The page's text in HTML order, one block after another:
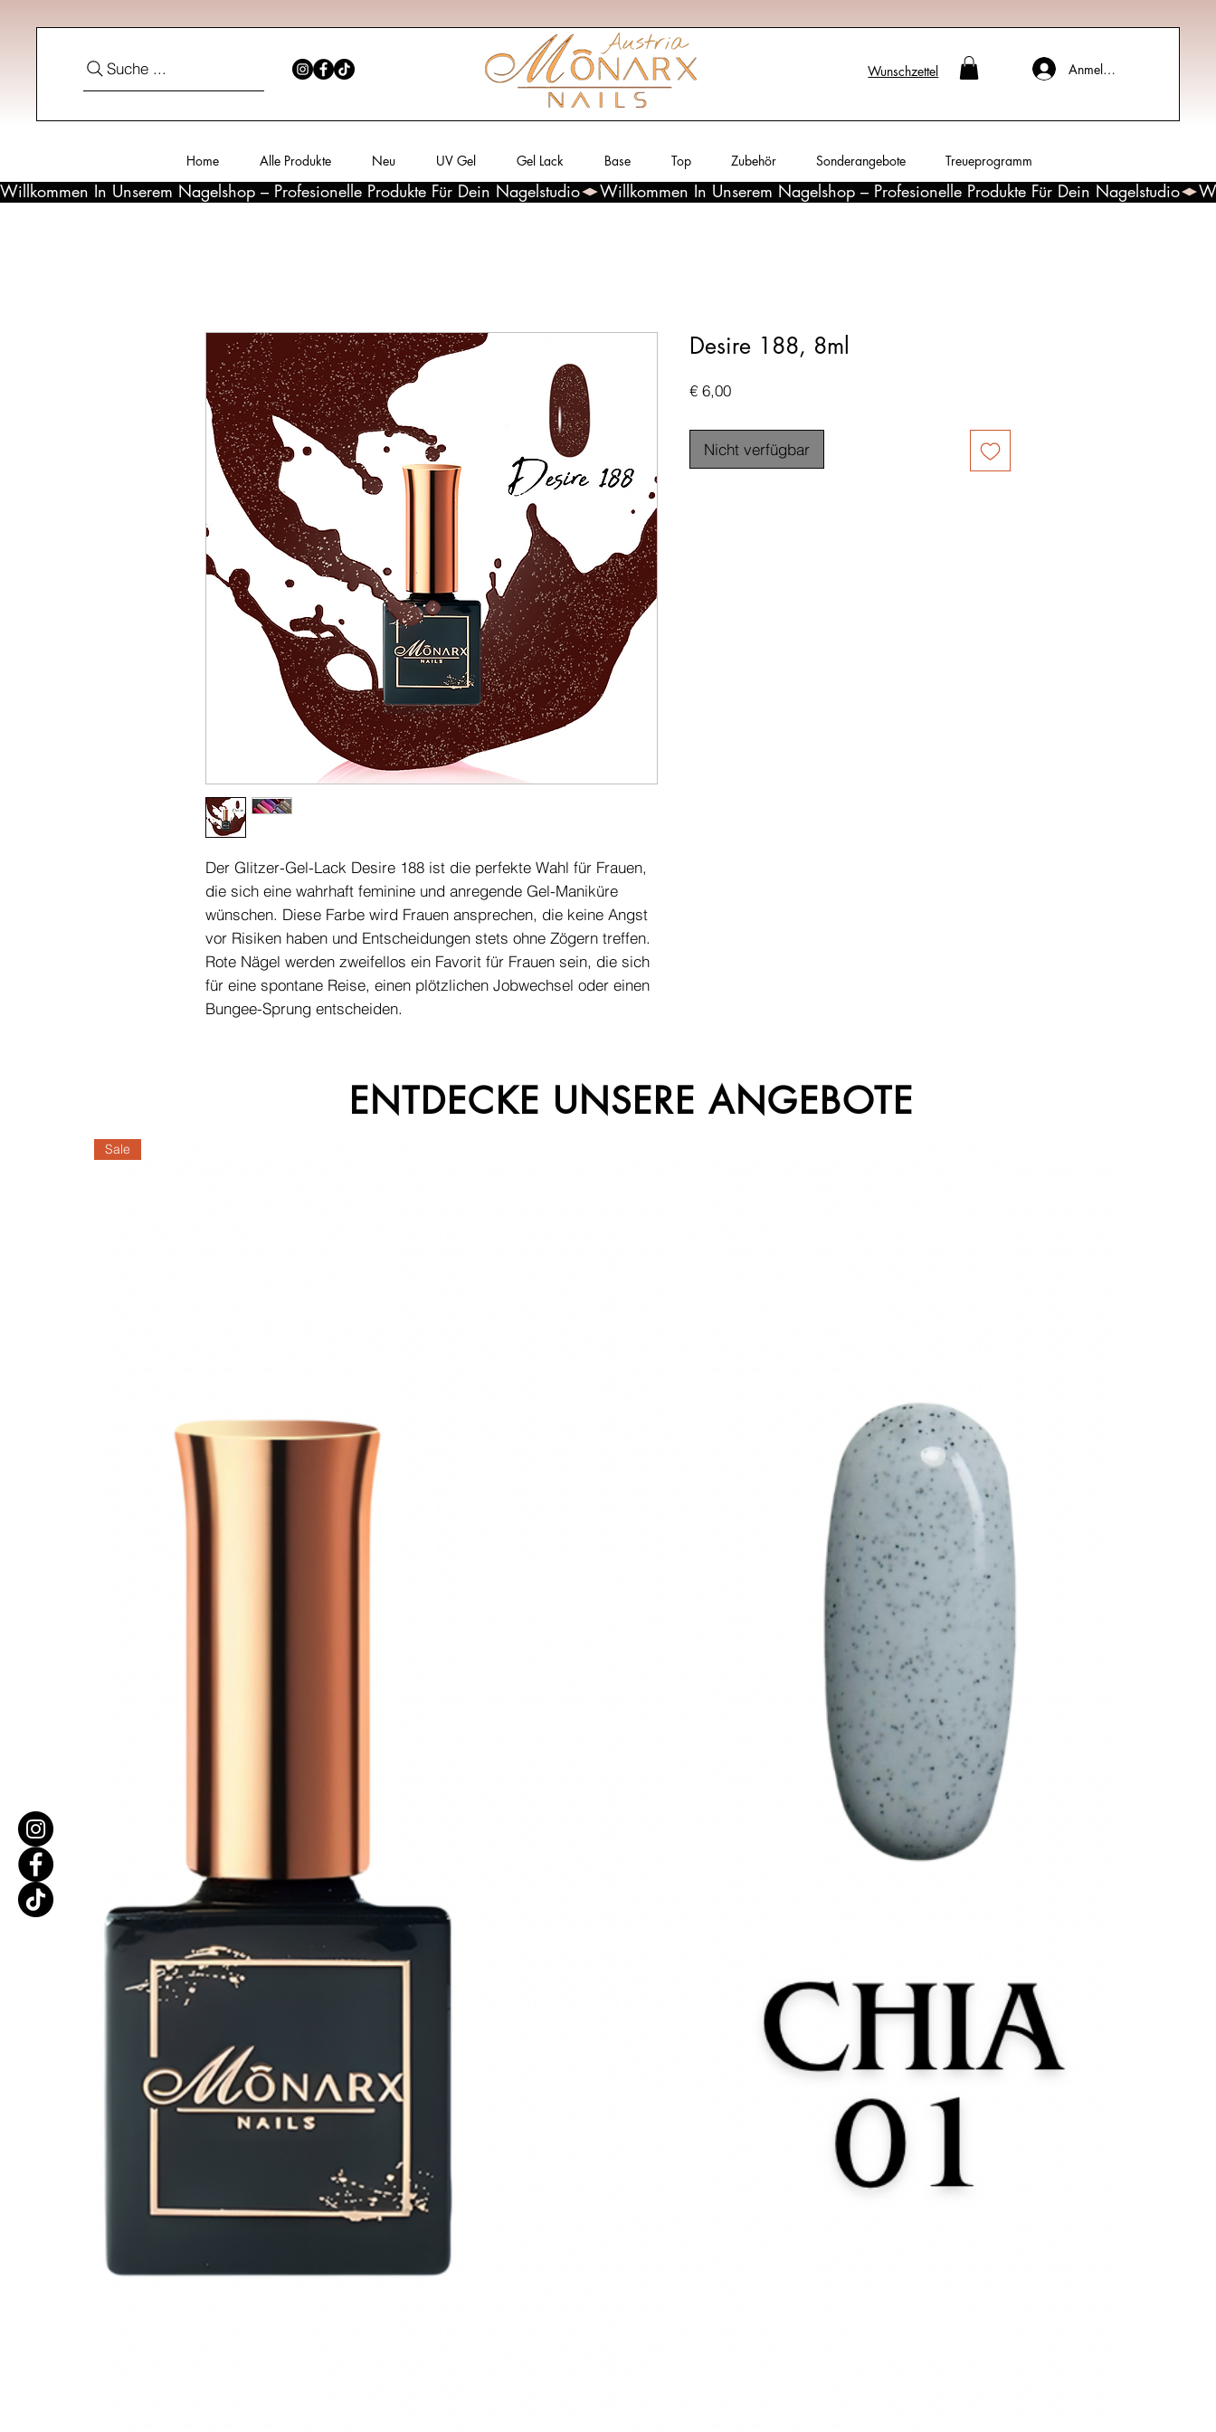
Suche ... Wunschzettel Anmelden
Home Alle Produkte Neu UV Gel Gel Lack Base Top Zubehör Sonderangebote Treueprogramm
Willkommen In Unserem Nagelshop – Profesionelle Produkte Für Dein Nagelstudio
Der Glitzer-Gel-Lack Desire 188 ist die perfekte Wahl für Frauen,
die sich eine wahrhaft feminine und anregende Gel-Maniküre
wünschen. Diese Farbe wird Frauen ansprechen, die keine Angst
vor Risiken haben und Entscheidungen stets ohne Zögern treffen.
Rote Nägel werden zweifellos ein Favorit für Frauen sein, die sich
für eine spontane Reise, einen plötzlichen Jobwechsel oder einen
Bungee-Sprung entscheiden.
Desire 188, 8ml
€ 6,00Preis
Nicht verfügbar
ENTDECKE UNSERE ANGEBOTE
Sale